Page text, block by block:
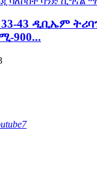
43 ዲቢኤም
900...